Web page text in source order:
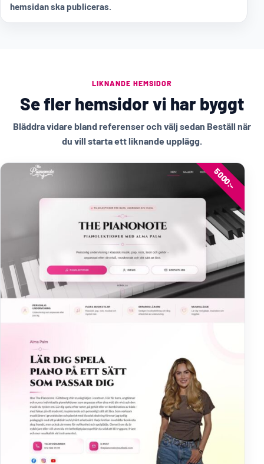
hemsidan ska publiceras.
LIKNANDE HEMSIDOR
Se fler hemsidor vi har byggt
Bläddra vidare bland referenser och välj sedan Beställ när
du vill starta ett liknande upplägg.
5000:-